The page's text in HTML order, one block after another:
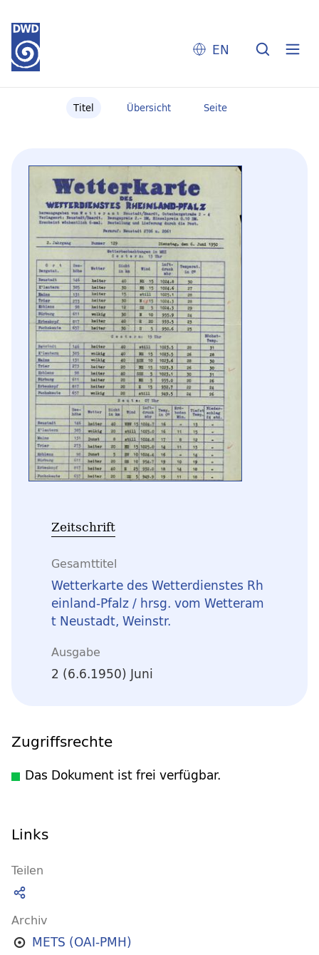
EN
Titel Übersicht Seite
Zeitschrift
Gesamttitel
Wetterkarte des Wetterdienstes Rh
einland-Pfalz / hrsg. vom Wetteram
t Neustadt, Weinstr.
Ausgabe
2 (6.6.1950) Juni
Zugriffsrechte
Das Dokument ist frei verfügbar.
Links
Teilen
Archiv
METS (OAI-PMH)